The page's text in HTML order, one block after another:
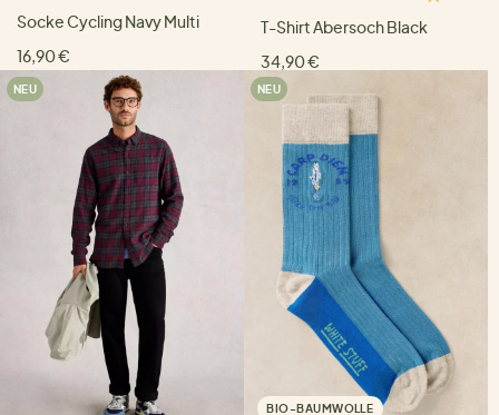
Socke Cycling Navy Multi
16,90 €
T-Shirt Abersoch Black
34,90 €
NEU NEU
BIO-BAUMWOLLE